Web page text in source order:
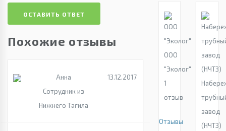
ОСТАВИТЬ ОТВЕТ
Похожие отзывы
Анна
Сотрудник из
Нижнего Тагила
13.12.2017
ООО
"Эколог"
1
отзыв
Отзывы
завод
(НЧТЗ)